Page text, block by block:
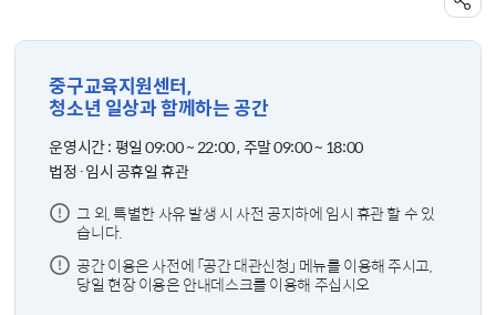
중구교육지원센터,
청소년 일상과 함께하는 공간
운영시간 : 평일 09:00 ~ 22:00 , 주말 09:00 ~ 18:00
법정·임시 공휴일 휴관
그 외, 특별한 사유 발생 시 사전 공지하에 임시 휴관 할 수 있
습니다.
공간 이용은 사전에 「공간 대관신청」 메뉴를 이용해 주시고,
당일 현장 이용은 안내데스크를 이용해 주십시오